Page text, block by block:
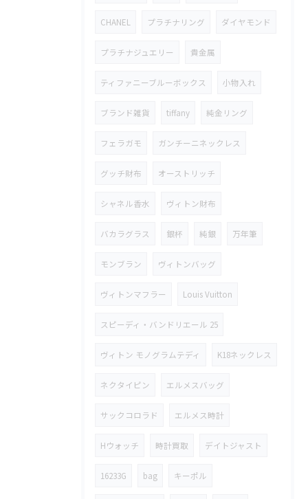
CHANEL プラチナリング ダイヤモンド
プラチナジュエリー 貴金属
ティファニーブルーボックス 小物入れ
ブランド雑貨 tiffany 純金リング
フェラガモ ガンチーニネックレス
グッチ財布 オーストリッチ
シャネル香水 ヴィトン財布
バカラグラス 銀杯 純銀 万年筆
モンブラン ヴィトンバッグ
ヴィトンマフラー Louis Vuitton
スピーディ・バンドリエール 25
ヴィトン モノグラムテディ K18ネックレス
ネクタイピン エルメスバッグ
サックコロラド エルメス時計
Hウォッチ 時計買取 デイトジャスト
16233G bag キーポル